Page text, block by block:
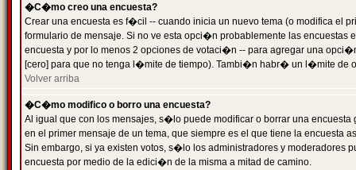
�C�mo creo una encuesta?
Crear una encuesta es f�cil -- cuando inicia un nuevo tema (o modifica el
formulario de mensaje. Si no ve esta opci�n probablemente las
encuesta y por lo menos 2 opciones de votaci�n -- para agregar una
[cero] para que no tenga l�mite de tiempo). Tambi�n habr� un l�mite de
Volver arriba
�C�mo modifico o borro una encuesta?
Al igual que con los mensajes, s�lo puede modificar o borrar una
en el primer mensaje de un tema, que siempre es el que tiene la encuesta
Sin embargo, si ya existen votos, s�lo los administradores y moderadores
encuesta por medio de la edici�n de la misma a mitad de camino.